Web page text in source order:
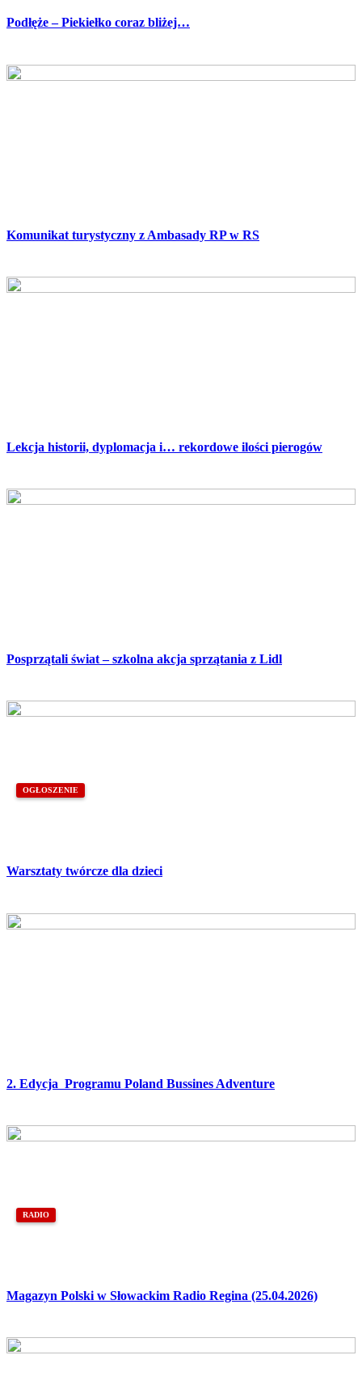
Podłęże – Piekiełko coraz bliżej…
Komunikat turystyczny z Ambasady RP w RS
Lekcja historii, dyplomacja i… rekordowe ilości pierogów
Posprzątali świat – szkolna akcja sprzątania z Lidl
OGŁOSZENIE
Warsztaty twórcze dla dzieci
2. Edycja Programu Poland Bussines Adventure
RADIO
Magazyn Polski w Słowackim Radio Regina (25.04.2026)